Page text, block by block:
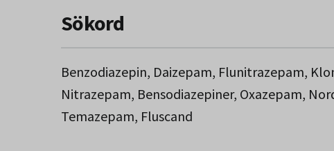
Sökord
Benzodiazepin, Daizepam, Flunitrazepam,
Nitrazepam, Bensodiazepiner, Oxazepam,
Temazepam, Fluscand